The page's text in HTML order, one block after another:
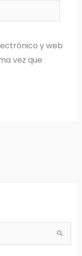
y web
vez que